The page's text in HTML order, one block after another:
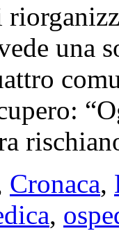
una
Cronaca,
,